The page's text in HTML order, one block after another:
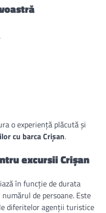
o experiență plăcută și
cu barca Crișan.
excursii Crișan
în funcție de durata
de persoane. Este
diferitelor agenții turistice